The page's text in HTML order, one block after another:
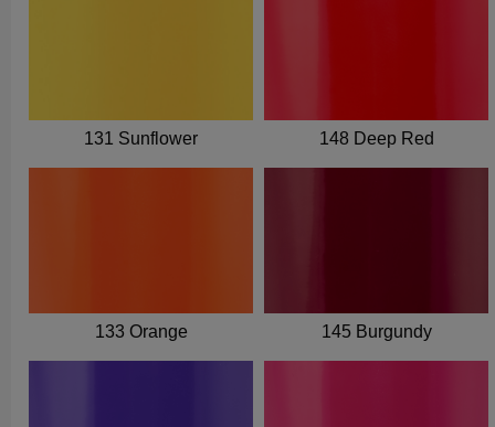
131 Sunflower 148 Deep Red
133 Orange 145 Burgundy